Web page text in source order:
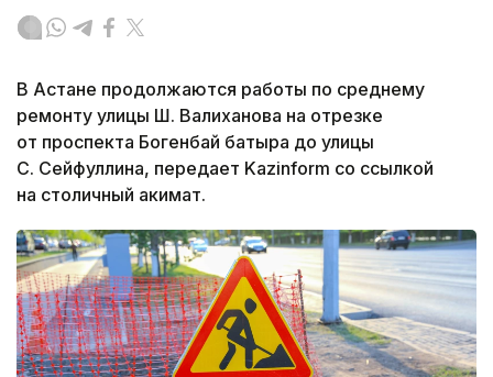
В Астане продолжаются работы по среднему
ремонту улицы Ш. Валиханова на отрезке
от проспекта Богенбай батыра до улицы
С. Сейфуллина, передает Kazinform со ссылкой
на столичный акимат.